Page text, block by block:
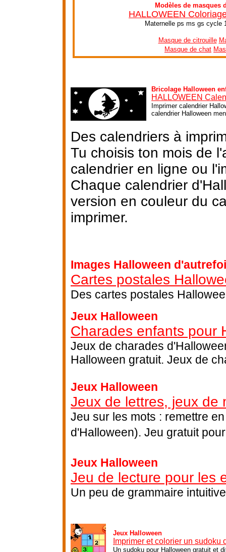
Modèles de masques
HALLOWEEN
Maternelle ps ms gs cycle
Masque de citrouille
Masque de chat
Bricolage Halloween
HALLOWEEN
Imprimer calendrier
calendrier Halloween
Des calendriers à
Tu choisis ton mois de
calendrier en ligne ou
Chaque calendrier
version en couleur du
imprimer.
Images Halloween
Cartes postales
Des cartes postales
Jeux Halloween
Charades enfants pour
Jeux de charades
Halloween gratuit. Jeux de
Jeux Halloween
Jeux de lettres, jeux de
Jeu sur les mots : remettre
d'Halloween). Jeu gratuit
Jeux Halloween
Jeu de lecture pour les
Un peu de grammaire
Jeux Halloween
Imprimer et colorier un sudoku
Un sudoku pour Halloween gratuit et